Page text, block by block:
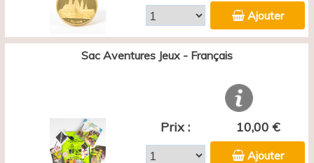
Ajouter
Sac Aventures Jeux - Français
Prix : 10,00 €
Ajouter